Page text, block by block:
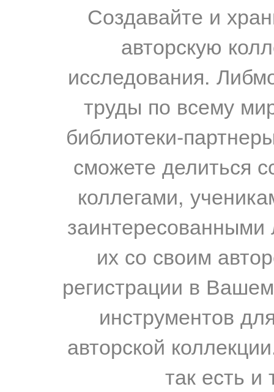
Создавайте и
авторскую
исследования.
труды по всему
библиотеки-
сможете делиться
коллегами,
их со своим
регистрации в
инструментов
авторской
так есть и